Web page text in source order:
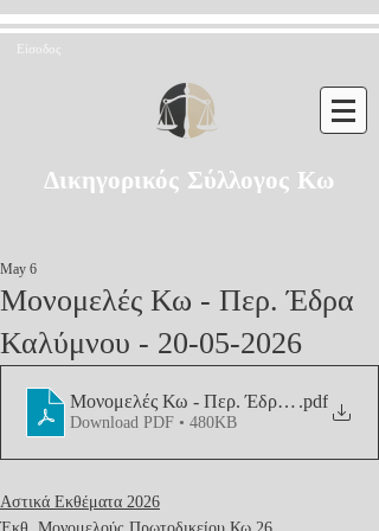
Είσοδος
Δικηγορικός Σύλλογος Κω
Μονομελές Κω - Περ. Έδρα
Καλύμνου - 20-05-2026
May 6
Μονομελές Κω - Περ. Έδρα Καλύμνου -
.pdf
Download PDF • 480KB
Αστικά Εκθέματα 2026